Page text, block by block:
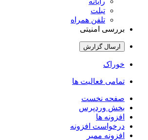
تبلت
تلفن همراه
بررسی امنیتی
ارسال گزارش
خوراک
تمامی فعالیت ها
صفحه نخست
بخش وردپرس
افزونه ها
درخواست افزونه
افزونه ممبر